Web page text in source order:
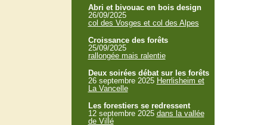
Abri et bivouac en bois design
26/09/2025
col des Vosges et col des Alpes
Croissance des forêts
25/09/2025
rallongée mais ralentie
Deux soirées débat sur les forêts
26 septembre 2025 Herrlisheim et
La Vancelle
Les forestiers se redressent
12 septembre 2025 dans la vallée
de Villé